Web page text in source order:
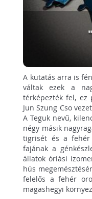
A kutatás arra is
váltak ezek a
térképezték fel, ez
Jun Szung Cso
A Teguk nevű,
négy másik
tigrisét és a fehér
fajának a
állatok óriási
hús
felelős a fehér
magashegyi